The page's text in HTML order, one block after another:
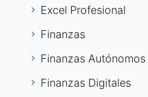
Excel Profesional
Finanzas
Finanzas Autónomos
Finanzas Digitales